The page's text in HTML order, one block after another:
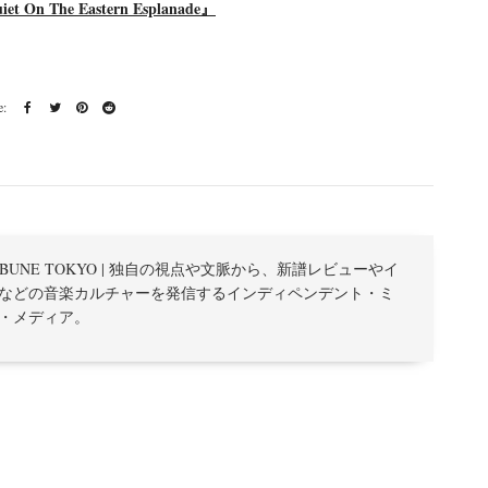
The Eastern Esplanade』
TOKYO | 独自の視点や文脈から、新譜レビューやイ
どの音楽カルチャーを発信するインディペンデント・ミ
メディア。